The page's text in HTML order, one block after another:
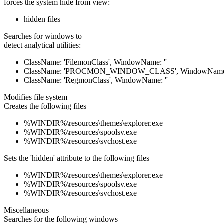
forces the system hide from view:
hidden files
Searches for windows to
detect analytical utilities:
ClassName: 'FilemonClass', WindowName: ''
ClassName: 'PROCMON_WINDOW_CLASS',
ClassName: 'RegmonClass', WindowName: ''
Modifies file system
Creates the following files
%WINDIR%\resources\themes\explorer.exe
%WINDIR%\resources\spoolsv.exe
%WINDIR%\resources\svchost.exe
Sets the 'hidden' attribute to the following files
%WINDIR%\resources\themes\explorer.exe
%WINDIR%\resources\spoolsv.exe
%WINDIR%\resources\svchost.exe
Miscellaneous
Searches for the following windows